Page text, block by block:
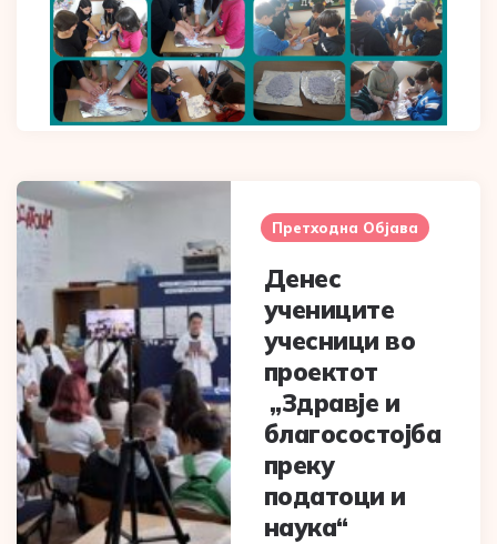
Post
navigation
Претходна Објава
Денес
учениците
учесници во
проектот
„Здравје и
благосостојба
преку
податоци и
наука“